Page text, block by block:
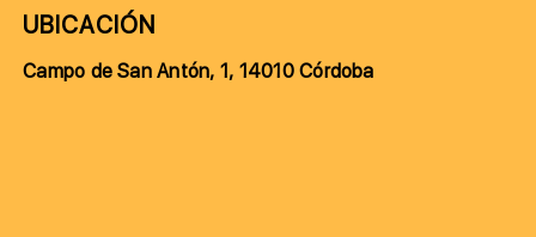
UBICACIÓN
Campo de San Antón, 1, 14010 Córdoba